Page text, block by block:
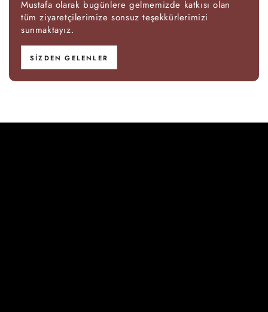
Mustafa olarak bugünlere gelmemizde katkısı olan
tüm ziyaretçilerimize sonsuz teşekkürlerimizi
sunmaktayız.
SIZDEN GELENLER